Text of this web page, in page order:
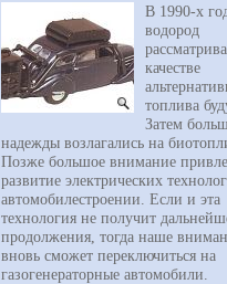
В 1990-х
водород
качестве
топлива
Затем
надежды возлагались на
Позже большое внимание
развитие электрических
автомобилестроении. Если и эта
технология не получит
продолжения, тогда наше
вновь сможет переключиться на
газогенераторные автомобили.